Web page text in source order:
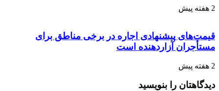
2 هفته پیش
قیمت‌های پیشنهادی اجاره در برخی مناطق برای
مستأجران آزاردهنده است
2 هفته پیش
دیدگاهتان را بنویسید